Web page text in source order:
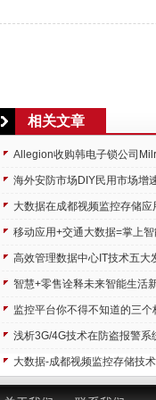
相关文章
Allegion收购韩电子锁公司
海外安防市场DIY民用市场增
大数据在成都视频监控存储应
移动应用+交通大数据=掌上智
高效管理数据中心IT技术五大
智慧+零售诠释未来智能生活
监控平台你不得不知道的三个
浅析3G/4G技术在防盗报警系
大数据-成都视频监控存储技
智能照明时代来临你是否已经